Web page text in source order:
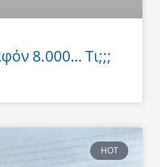
8.000… Τι;;;
HOT